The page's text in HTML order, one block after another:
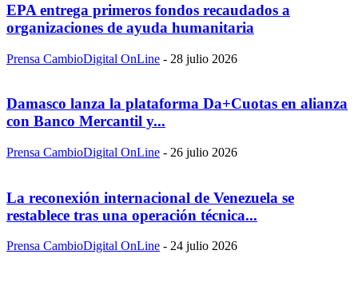
EPA entrega primeros fondos recaudados a
organizaciones de ayuda humanitaria
Prensa CambioDigital OnLine - 28 julio 2026
Damasco lanza la plataforma Da+Cuotas en alianza
con Banco Mercantil y...
Prensa CambioDigital OnLine - 26 julio 2026
La reconexión internacional de Venezuela se
restablece tras una operación técnica...
Prensa CambioDigital OnLine - 24 julio 2026